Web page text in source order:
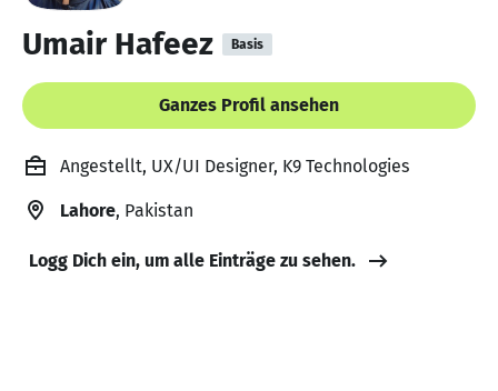
Umair Hafeez Basis
Ganzes Profil ansehen
Angestellt, UX/UI Designer, K9 Technologies
Lahore, Pakistan
Logg Dich ein, um alle Einträge zu sehen.